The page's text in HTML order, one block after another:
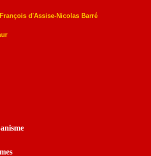
d'Assise-Nicolas Barré